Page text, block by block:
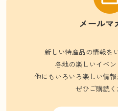
メールマ
新しい特産品の情報を
各地の楽しいイベン
他にもいろいろ楽しい情報
ぜひご購読く